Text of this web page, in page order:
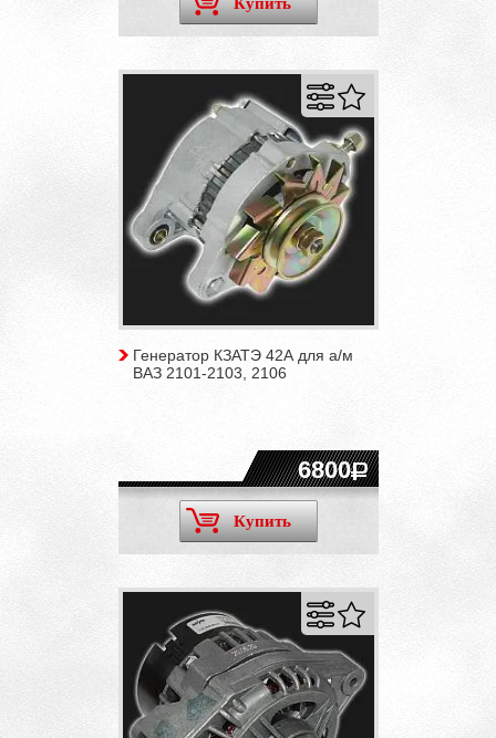
Генератор КЗАТЭ 42А для а/м
ВАЗ 2101-2103, 2106
6800
Купить